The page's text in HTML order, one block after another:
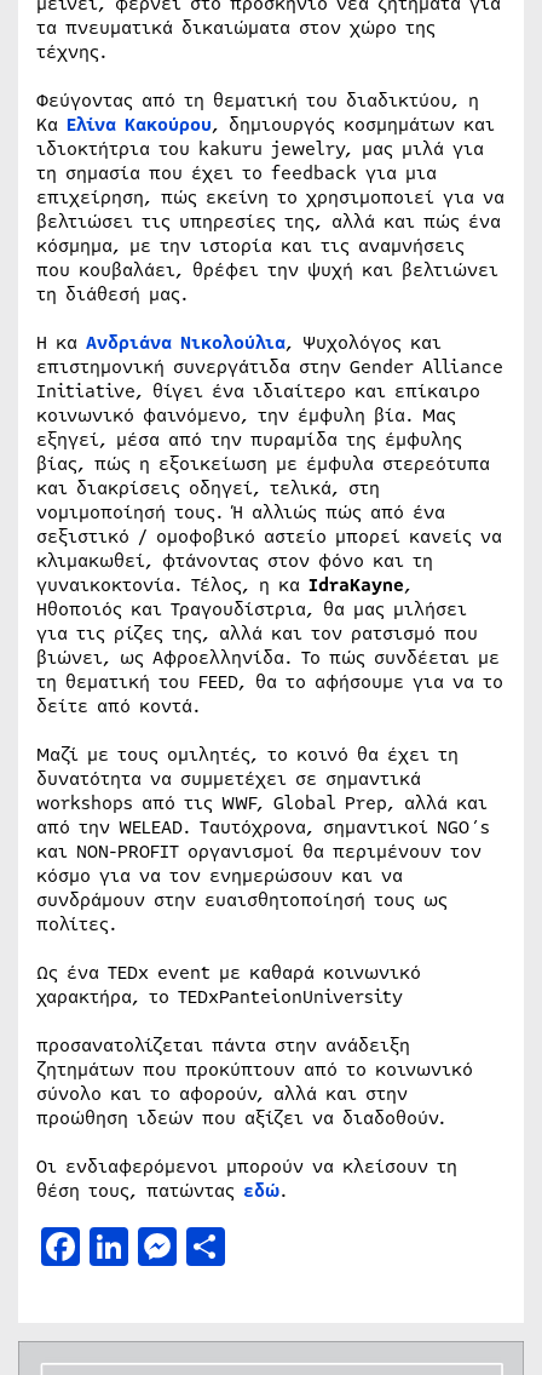
τα πνευματικά δικαιώματα στον χώρο της
τέχνης.
Φεύγοντας από τη θεματική του διαδικτύου, η
Κα Ελίνα Κακούρου, δημιουργός κοσμημάτων και
ιδιοκτήτρια του kakuru jewelry, μας μιλά για
τη σημασία που έχει το feedback για μια
επιχείρηση, πώς εκείνη το χρησιμοποιεί για να
βελτιώσει τις υπηρεσίες της, αλλά και πώς ένα
κόσμημα, με την ιστορία και τις αναμνήσεις
που κουβαλάει, θρέφει την ψυχή και βελτιώνει
τη διάθεσή μας.
Η κα Ανδριάνα Νικολούλια, Ψυχολόγος και
επιστημονική συνεργάτιδα στην Gender Alliance
Initiative, θίγει ένα ιδιαίτερο και επίκαιρο
κοινωνικό φαινόμενο, την έμφυλη βία. Μας
εξηγεί, μέσα από την πυραμίδα της έμφυλης
βίας, πώς η εξοικείωση με έμφυλα στερεότυπα
και διακρίσεις οδηγεί, τελικά, στη
νομιμοποίησή τους. Ή αλλιώς πώς από ένα
σεξιστικό / ομοφοβικό αστείο μπορεί κανείς να
κλιμακωθεί, φτάνοντας στον φόνο και τη
γυναικοκτονία. Τέλος, η κα IdraKayne,
Hθοποιός και Τραγουδίστρια, θα μας μιλήσει
για τις ρίζες της, αλλά και τον ρατσισμό που
βιώνει, ως Αφροελληνίδα. Το πώς συνδέεται με
τη θεματική του FEED, θα το αφήσουμε για να το
δείτε από κοντά.
Μαζί με τους ομιλητές, το κοινό θα έχει τη
δυνατότητα να συμμετέχει σε σημαντικά
workshops από τις WWF, Global Prep, αλλά και
από την WELEAD. Ταυτόχρονα, σημαντικοί NGO´s
και NON-PROFIT οργανισμοί θα περιμένουν τον
κόσμο για να τον ενημερώσουν και να
συνδράμουν στην ευαισθητοποίησή τους ως
πολίτες.
Ως ένα TEDx event με καθαρά κοινωνικό
χαρακτήρα, το TEDxPanteionUniversity
προσανατολίζεται πάντα στην ανάδειξη
ζητημάτων που προκύπτουν από το κοινωνικό
σύνολο και το αφορούν, αλλά και στην
προώθηση ιδεών που αξίζει να διαδοθούν.
Οι ενδιαφερόμενοι μπορούν να κλείσουν τη
θέση τους, πατώντας εδώ.
Facebook
LinkedIn
Messenger